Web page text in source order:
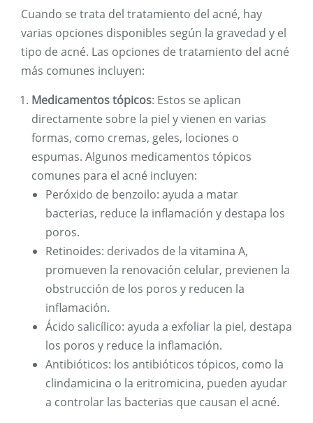
Cuando se trata del tratamiento del acné, hay
varias opciones disponibles según la gravedad y el
tipo de acné. Las opciones de tratamiento del acné
más comunes incluyen:
Medicamentos tópicos: Estos se aplican
directamente sobre la piel y vienen en varias
formas, como cremas, geles, lociones o
espumas. Algunos medicamentos tópicos
comunes para el acné incluyen:
Peróxido de benzoilo: ayuda a matar
bacterias, reduce la inflamación y destapa los
poros.
Retinoides: derivados de la vitamina A,
promueven la renovación celular, previenen la
obstrucción de los poros y reducen la
inflamación.
Ácido salicílico: ayuda a exfoliar la piel, destapa
los poros y reduce la inflamación.
Antibióticos: los antibióticos tópicos, como la
clindamicina o la eritromicina, pueden ayudar
a controlar las bacterias que causan el acné.